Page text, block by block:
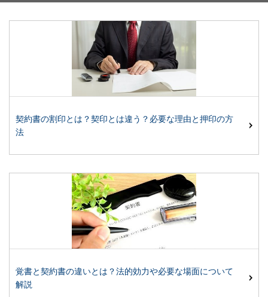
契約書の割印とは？契印とは違う？必要な理由と押印の方
法
覚書と契約書の違いとは？法的効力や必要な場面について
解説